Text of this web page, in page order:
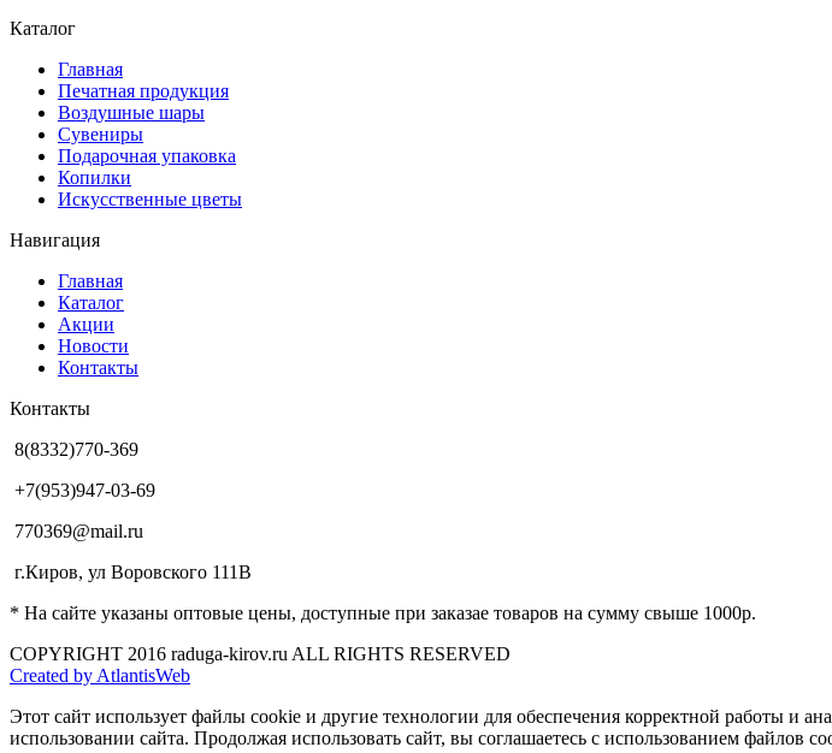
Каталог
Главная
Печатная продукция
Воздушные шары
Сувениры
Подарочная упаковка
Копилки
Искусственные цветы
Навигация
Главная
Каталог
Акции
Новости
Контакты
Контакты
8(8332)770-369
+7(953)947-03-69
770369@mail.ru
г.Киров, ул Воровского 111В
* На сайте указаны оптовые цены, доступные при заказае товаров на сумму свыше 1000р.
COPYRIGHT 2016 raduga-kirov.ru ALL RIGHTS RESERVED
Created by AtlantisWeb
Этот сайт использует файлы cookie и другие технологии для обеспечения корректной работы и
использовании сайта. Продолжая использовать сайт, вы соглашаетесь с использованием файлов